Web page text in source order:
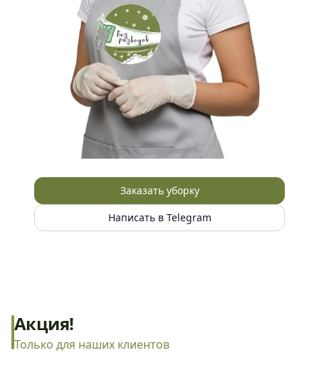
Заказать уборку
Написать в Telegram
Акция!
Только для наших клиентов